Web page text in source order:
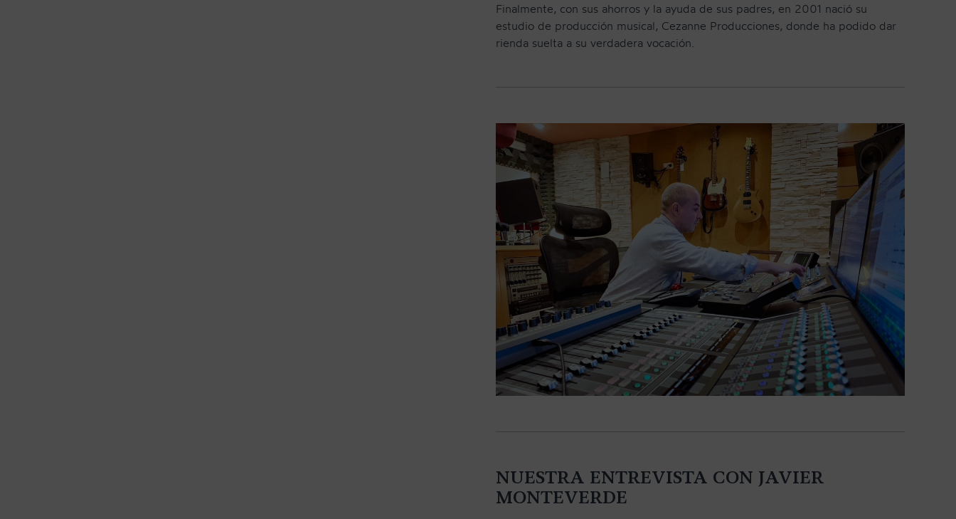
Finalmente, con sus ahorros y la ayuda de sus padres, en 2001 nació su
estudio de producción musical, Cezanne Producciones, donde ha podido dar
rienda suelta a su verdadera vocación.
NUESTRA ENTREVISTA CON JAVIER
MONTEVERDE